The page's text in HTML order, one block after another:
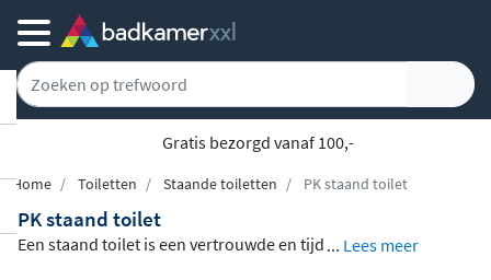
Gratis bezorgd vanaf 100,-
Home Toiletten Staande toiletten PK staand toilet
PK staand toilet
Een staand toilet is een vertrouwde en tijd ... Lees meer